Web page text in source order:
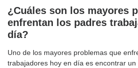
¿Cuáles son los mayores
enfrentan los padres
día?
Uno de los mayores problemas que
trabajadores hoy en día es encontrar